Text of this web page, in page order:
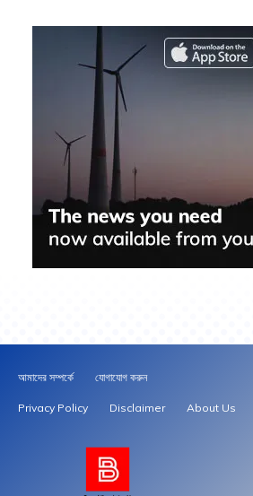
আমাদের সম্পর্কে যোগাযোগ করুন
Privacy Policy Disclaimer About Us